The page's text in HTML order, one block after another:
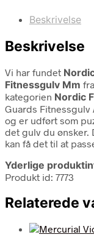
Beskrivelse
Beskrivelse
Vi har fundet
Fitnessgulv Mm fra
kategorien Nordic
Guards Fitnessgulv
og er udført som
det gulv du ønsker.
kan få det til at
Yderlige
Produkt id: 7773
Relaterede